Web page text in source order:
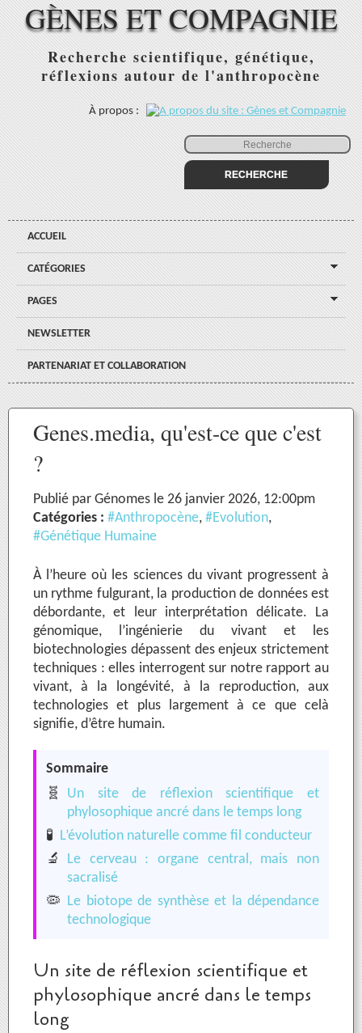
GÈNES ET COMPAGNIE
Recherche scientifique, génétique,
réflexions autour de l'anthropocène
À propos :
ACCUEIL
CATÉGORIES
PAGES
NEWSLETTER
PARTENARIAT ET COLLABORATION
Genes.media, qu'est-ce que c'est
?
Publié par Génomes le 26 janvier 2026, 12:00pm
Catégories : #Anthropocène, #Evolution,
#Génétique Humaine
À l’heure où les sciences du vivant progressent à
un rythme fulgurant, la production de données est
débordante, et leur interprétation délicate. La
génomique, l’ingénierie du vivant et les
biotechnologies dépassent des enjeux strictement
techniques : elles interrogent sur notre rapport au
vivant, à la longévité, à la reproduction, aux
technologies et plus largement à ce que celà
signifie, d’être humain.
Sommaire
🧬
Un site de réflexion scientifique et
phylosophique ancré dans le temps long
🧪 L’évolution naturelle comme fil conducteur
🔬
Le cerveau : organe central, mais non
sacralisé
🦠 Le biotope de synthèse et la dépendance
technologique
Un site de réflexion scientifique et
phylosophique ancré dans le temps
long